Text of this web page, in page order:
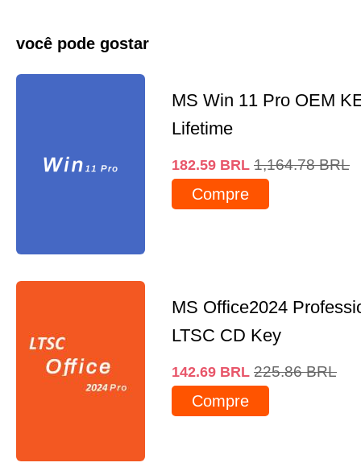
você pode gostar
MS Win 11 Pro OEM
Lifetime
182.59 BRL 1,164.78 BRL
Compre
MS Office2024
LTSC CD Key
142.69 BRL 225.86 BRL
Compre